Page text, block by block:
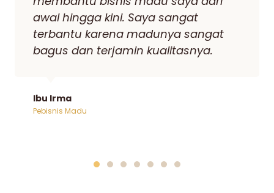
Supplier. Akhirnya setelah saya
bertemu Madu Kencono saya tidak
pernah lagi berganti Supplier karena